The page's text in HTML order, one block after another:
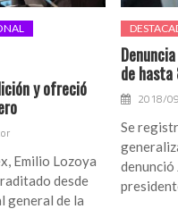
y ofreció
Emilio Lozoya
desde
general de la
de
2018/
Se
denunció